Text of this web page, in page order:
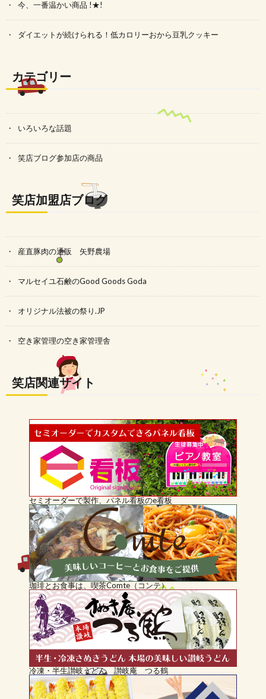
今、一番温かい商品 !★!
ダイエットが続けられる！低カロリーおから豆乳クッキー
カテゴリー
いろいろな話題
笑店ブログ参加店の商品
笑店加盟店ブログ
産直豚肉の通販 矢野農場
マルセイユ石鹸のGood Goods Goda
オリジナル法被の祭り.JP
空き家管理の空き家管理舎
笑店関連サイト
セミオーダーで製作、パネル看板のe看板
珈琲とお食事は、喫茶Comte（コンテ）
冷凍・半生讃岐うどん 讃岐庵 つる鶴